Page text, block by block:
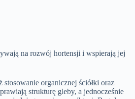
na rozwój hortensji i wspierają jej
organicznej ściółki oraz
strukturę gleby, a jednocześnie